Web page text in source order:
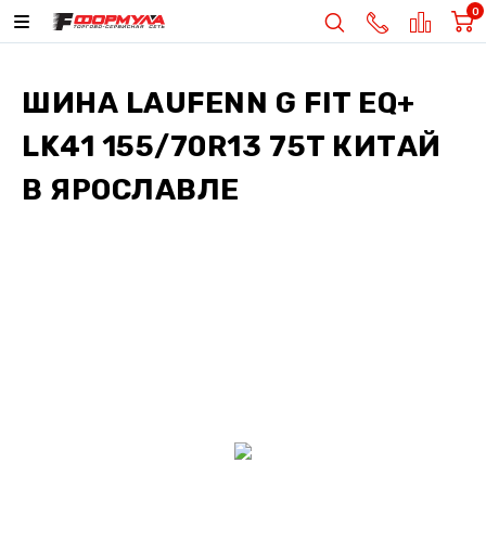
0
ШИНА LAUFENN G FIT EQ+
LK41 155/70R13 75T КИТАЙ
В ЯРОСЛАВЛЕ